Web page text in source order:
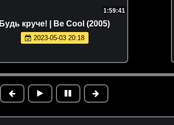
1:59:41
Будь круче! | Be Cool (2005)
2023-05-03 20:18